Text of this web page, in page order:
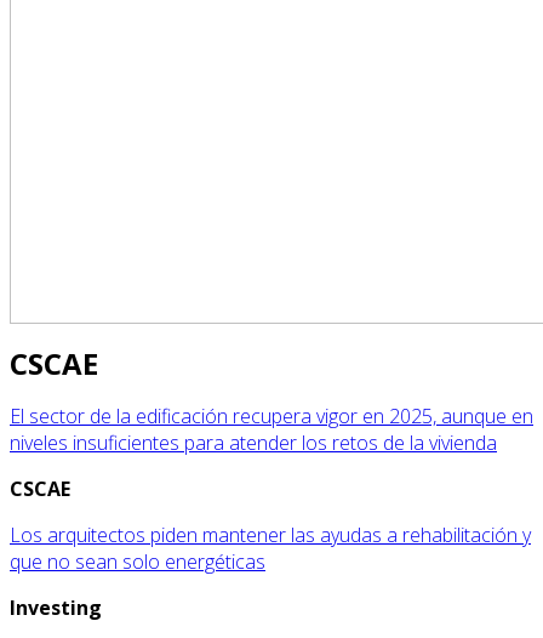
CSCAE
El sector de la edificación recupera vigor en 2025, aunque en
niveles insuficientes para atender los retos de la vivienda
CSCAE
Los arquitectos piden mantener las ayudas a rehabilitación y
que no sean solo energéticas
Investing